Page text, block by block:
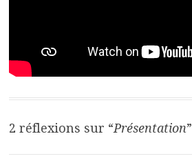
2 réflexions sur “Présentation”